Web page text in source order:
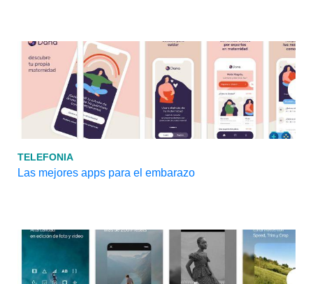
TELEFONIA
Las mejores apps para el embarazo